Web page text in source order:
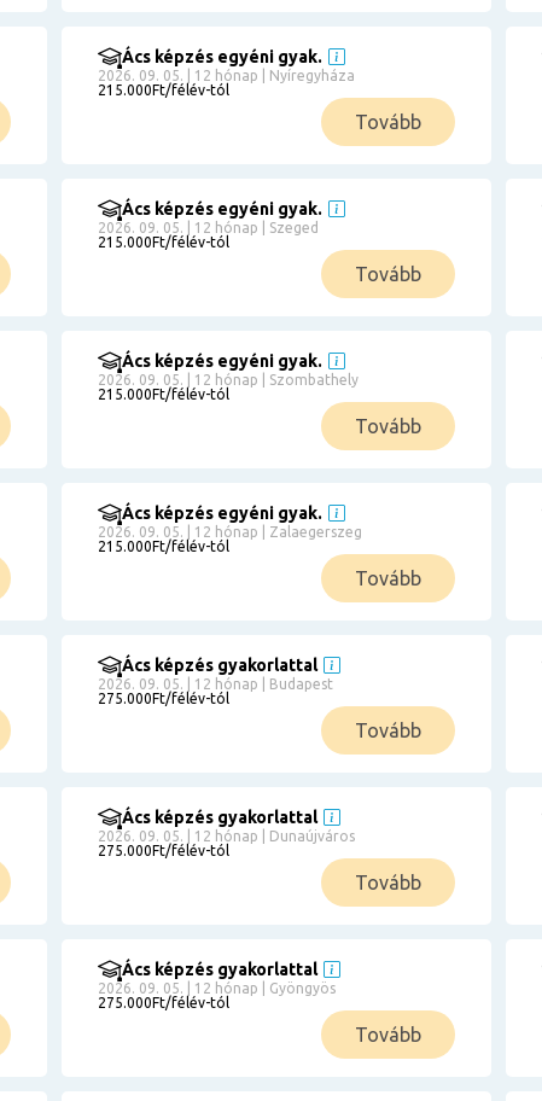
Ács képzés egyéni gyak.
2026. 09. 05. | 12 hónap | Nyíregyháza
215.000Ft/félév-tól
Tovább
Ács képzés egyéni gyak.
2026. 09. 05. | 12 hónap | Szeged
215.000Ft/félév-tól
Tovább
Ács képzés egyéni gyak.
2026. 09. 05. | 12 hónap | Szombathely
215.000Ft/félév-tól
Tovább
Ács képzés egyéni gyak.
2026. 09. 05. | 12 hónap | Zalaegerszeg
215.000Ft/félév-tól
Tovább
Ács képzés gyakorlattal
2026. 09. 05. | 12 hónap | Budapest
275.000Ft/félév-tól
Tovább
Ács képzés gyakorlattal
2026. 09. 05. | 12 hónap | Dunaújváros
275.000Ft/félév-tól
Tovább
Ács képzés gyakorlattal
2026. 09. 05. | 12 hónap | Gyöngyös
275.000Ft/félév-tól
Tovább